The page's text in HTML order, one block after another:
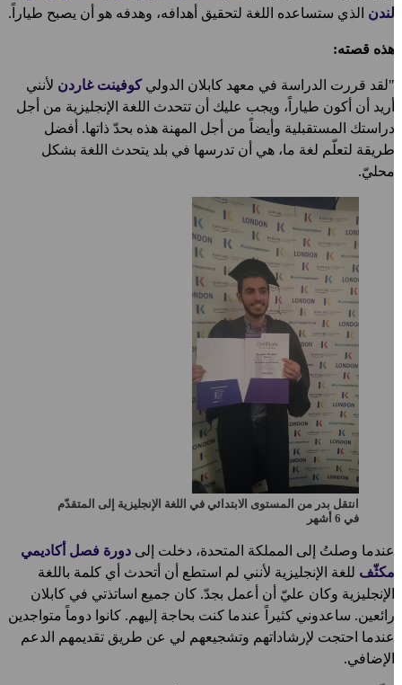
لندنالذي ستساعده اللغة لتحقيق أهدافه، وهدفه هو أن يصبح طياراً.
هذه قصته:
"لقد قررت الدراسة في معهد كابلان الدولي كوفينت غاردنلأنني
أريد أن أكون طياراً، ويجب عليك أن تتحدث اللغة الإنجليزية من أجل
دراستك المستقبلية وأيضاً من أجل المهنة هذه بحدّ ذاتها. أفضل
طريقة لتعلّم لغة ما، هي أن تدرسها في بلد يتحدث اللغة بشكل
محليّ.
انتقل بدر من المستوى الابتدائي في اللغة الإنجليزية إلى المتقدّم
في 6 أشهر
عندما وصلتُ إلى المملكة المتحدة، دخلت إلى دورة فصل أكاديمي
مكثّفللغة الإنجليزية لأنني لم استطع أن أتحدث أي كلمة باللغة
الإنجليزية وكان عليّ أن أعمل بجدّ. كان جميع اساتذتي في كابلان
رائعين. ساعدوني كثيراً عندما كنت بحاجة إليهم. كانوا دوماً متواجدين
عندما احتجت لإرشاداتهم وتشجيعهم لي عن طريق تقديمهم الدعم
الإضافي.